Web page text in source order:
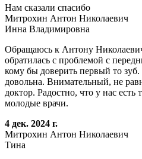
Нам сказали спасибо
Митрохин Антон Николаевич
Инна Владимировна
Обращаюсь к Антону
обратилась с проблемой с
кому бы доверить первый то зуб.
довольна. Внимательный, не
доктор. Радостно, что у нас
молодые врачи.
4 дек. 2024 г.
Митрохин Антон Николаевич
Тина